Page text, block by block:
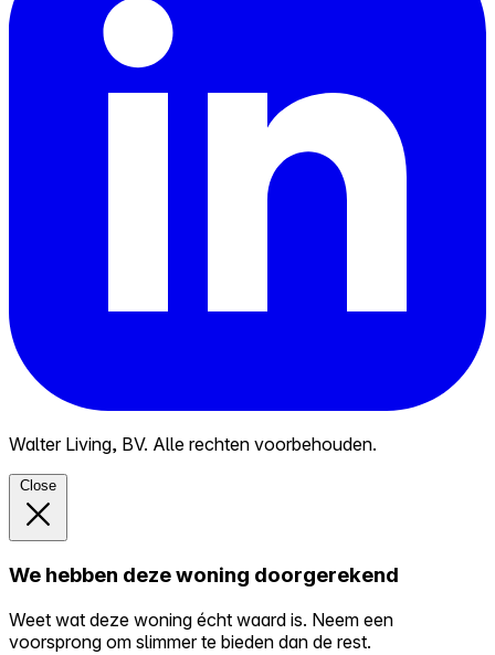
Walter Living, BV. Alle rechten voorbehouden.
Close
We hebben deze woning doorgerekend
Weet wat deze woning écht waard is. Neem een
voorsprong om slimmer te bieden dan de rest.